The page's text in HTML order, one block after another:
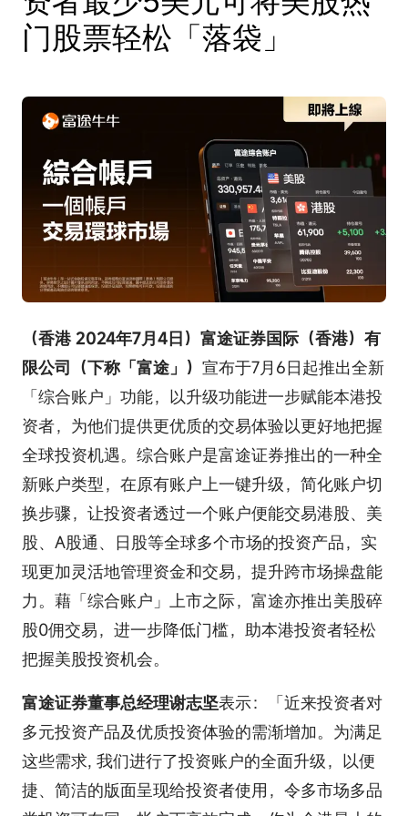
门股票轻松「落袋」
（香港 2024年7月4日）富途证券国际（香港）有
限公司（下称「富途」） 宣布于7月6日起推出全新
「综合账户」功能，以升级功能进一步赋能本港投
资者，为他们提供更优质的交易体验以更好地把握
全球投资机遇。综合账户是富途证券推出的一种全
新账户类型，在原有账户上一键升级，简化账户切
换步骤，让投资者透过一个账户便能交易港股、美
股、A股通、日股等全球多个市场的投资产品，实
现更加灵活地管理资金和交易，提升跨市场操盘能
力。藉「综合账户」上市之际，富途亦推出美股碎
股0佣交易，进一步降低门槛，助本港投资者轻松
把握美股投资机会。
富途证券董事总经理谢志坚表示：「近来投资者对
多元投资产品及优质投资体验的需渐增加。为满足
这些需求, 我们进行了投资账户的全面升级，以便
捷、简洁的版面呈现给投资者使用，令多市场多品